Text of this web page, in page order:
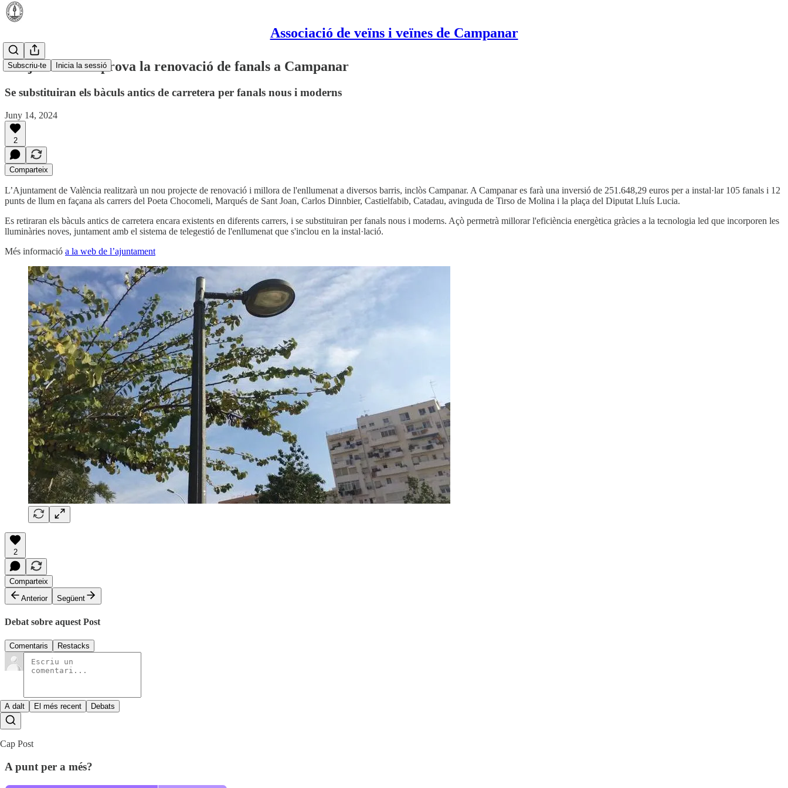
Associació de veïns i veïnes de Campanar
Subscriu-te Inicia la sessió
L'Ajuntament aprova la renovació de fanals a Campanar
Se substituiran els bàculs antics de carretera per fanals nous i moderns
Juny 14, 2024
2
Comparteix
L’Ajuntament de València realitzarà un nou projecte de renovació i millora de l'enllumenat a diversos barris, inclòs Campanar. A Campanar es farà una inversió de 251.648,29 euros per a instal·lar 105 fanals i 12
punts de llum en façana als carrers del Poeta Chocomeli, Marqués de Sant Joan, Carlos Dinnbier, Castielfabib, Catadau, avinguda de Tirso de Molina i la plaça del Diputat Lluís Lucia.
Es retiraran els bàculs antics de carretera encara existents en diferents carrers, i se substituiran per fanals nous i moderns. Açò permetrà millorar l'eficiència energètica gràcies a la tecnologia led que incorporen les
lluminàries noves, juntament amb el sistema de telegestió de l'enllumenat que s'inclou en la instal·lació.
Més informació a la web de l’ajuntament
2
Comparteix
Anterior
Següent
Debat sobre aquest Post
Comentaris Restacks
A dalt El més recent Debats
Cap Post
A punt per a més?